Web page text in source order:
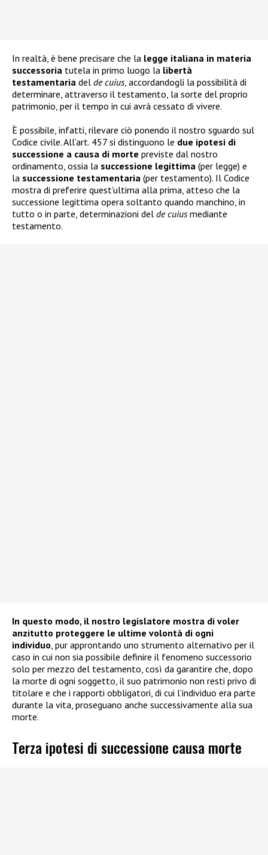
In realtà, è bene precisare che la legge italiana in materia
successoria tutela in primo luogo la libertà
testamentaria del de cuius, accordandogli la possibilità di
determinare, attraverso il testamento, la sorte del proprio
patrimonio, per il tempo in cui avrà cessato di vivere.
È possibile, infatti, rilevare ciò ponendo il nostro sguardo sul
Codice civile. All’art. 457 si distinguono le due ipotesi di
successione a causa di morte previste dal nostro
ordinamento, ossia la successione legittima (per legge) e
la successione testamentaria (per testamento). Il Codice
mostra di preferire quest’ultima alla prima, atteso che la
successione legittima opera soltanto quando manchino, in
tutto o in parte, determinazioni del de cuiusmediante
testamento.
In questo modo, il nostro legislatore mostra di voler
anzitutto proteggere le ultime volontà di ogni
individuo, pur approntando uno strumento alternativo per il
caso in cui non sia possibile definire il fenomeno successorio
solo per mezzo del testamento, così da garantire che, dopo
la morte di ogni soggetto, il suo patrimonio non resti privo di
titolare e che i rapporti obbligatori, di cui l’individuo era parte
durante la vita, proseguano anche successivamente alla sua
morte.
Terza ipotesi di successione causa morte